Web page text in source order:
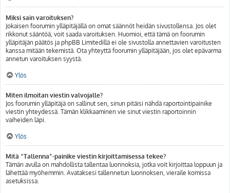
Miksi sain varoituksen?
Jokaisen foorumin ylläpitäjällä on omat säännöt heidän sivustollensa. Jos olet
rikkonut sääntöä, voit saada varoituksen. Huomioi, että tämä on foorumin
ylläpitäjän päätös ja phpBB Limitedillä ei ole sivustolla annettavien varoitusten
kanssa mitään tekemistä. Ota yhteyttä foorumin ylläpitäjään, jos olet epävarma
annetun varoituksen syystä.
Ylös
Miten ilmoitan viestin valvojalle?
Jos foorumin ylläpitäjä on sallinut sen, sinun pitäisi nähdä raportointipainike
viestin yhteydessä. Tämän klikkaaminen vie sinut viestin raportoinnin
vaiheiden läpi.
Ylös
Mitä “Tallenna”-painike viestin kirjoittamisessa tekee?
Tämän avulla on mahdollista tallentaa luonnoksia, jotka voit kirjoittaa loppuun ja
lähettää myöhemmin. Avataksesi tallennetun luonnoksen, vieraile komissa
asetuksissa.